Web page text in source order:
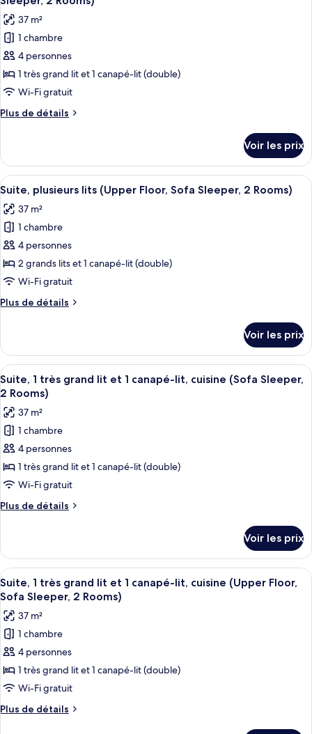
(Upper
Floor)
Chambre,
très
grand
lit
(Upper
les
photos
pour
ce
type
de
chambre :
Suite,
très
grand
lit
et
1
canapé-
lit
(Upper
Floor,
Sofa
Rooms)
37 m²
1 chambre
4 personnes
1 très grand lit et 1 canapé-lit (double)
Wi-Fi gratuit
Plus de détails
Plus
le
type
de
chambre
Suite,
très
grand
lit
et
canapé-
Sofa
Sleeper,
2
Rooms)
Voir les prix
Afficher
toutes
les
photos
pour
ce
type
chambre :
lits
(Upper
Floor,
Sofa
Sleeper,
2
Rooms)
Une chambre d’hôtel avec un mur
7
Suite, plusieurs lits (Upper Floor, Sofa Sleeper, 2 Rooms)
37 m²
1 chambre
4 personnes
2 grands lits et 1 canapé-lit (double)
Wi-Fi gratuit
Plus de détails
Plus
le
type
de
chambre
plusieurs
lits
(Upper
Floor,
Sofa
Rooms)
Voir les prix
Afficher
toutes
les
photos
pour
ce
type
de
chambre :
Suite,
très
grand
lit
et
1
canapé-
lit,
cuisine
(Sofa
Sleeper,
2
Une chambre d’hôtel équipée d’une
9
Suite, 1 très grand lit et 1 canapé-lit, cuisine (Sofa Sleeper,
2 Rooms)
37 m²
1 chambre
4 personnes
1 très grand lit et 1 canapé-lit (double)
Wi-Fi gratuit
Plus de détails
Plus
le
type
de
chambre
très
grand
lit
et
canapé-
lit,
cuisine
Voir les prix
Afficher
toutes
les
photos
pour
ce
type
de
chambre :
Suite,
Une chambre d’hôtel équipée d’une
9
Suite, 1 très grand lit et 1 canapé-lit, cuisine (Upper Floor,
Sofa Sleeper, 2 Rooms)
37 m²
1 chambre
4 personnes
1 très grand lit et 1 canapé-lit (double)
Wi-Fi gratuit
Plus de détails
Plus